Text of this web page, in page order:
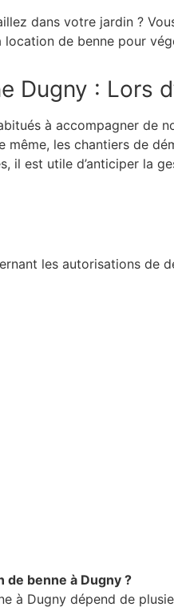
dans votre jardin ?
de benne pour
Dugny : Lors
à accompagner
même, les chantiers de
il est utile d’anticiper la
les autorisations de
de benne à Dugny ?
à Dugny dépend de